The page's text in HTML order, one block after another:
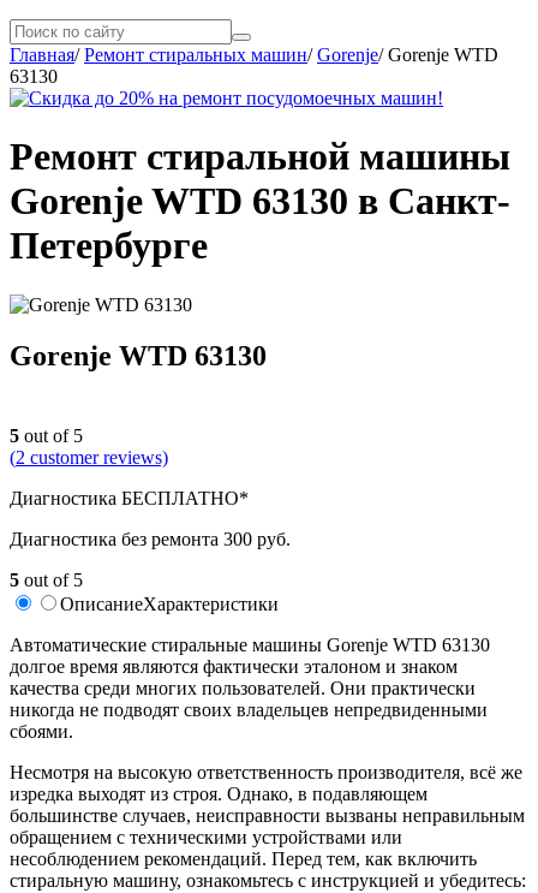
Главная/Ремонт стиральных машин/Gorenje/Gorenje WTD
63130
Ремонт стиральной машины
Gorenje WTD 63130 в Санкт-
Петербурге
Gorenje WTD 63130
5 out of 5
(2 customer reviews)
Диагностика БЕСПЛАТНО*
Диагностика без ремонта 300 руб.
5 out of 5
ОписаниеХарактеристики
Автоматические стиральные машины Gorenje WTD 63130
долгое время являются фактически эталоном и знаком
качества среди многих пользователей. Они практически
никогда не подводят своих владельцев непредвиденными
сбоями.
Несмотря на высокую ответственность производителя, всё же
изредка выходят из строя. Однако, в подавляющем
большинстве случаев, неисправности вызваны неправильным
обращением с техническими устройствами или
несоблюдением рекомендаций. Перед тем, как включить
стиральную машину, ознакомьтесь с инструкцией и убедитесь: